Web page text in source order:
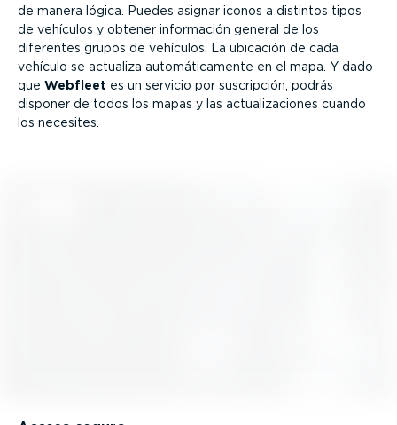
de manera lógica. Puedes asignar iconos a distintos tipos
de vehículos y obtener información general de los
diferentes grupos de vehículos. La ubicación de cada
vehículo se actualiza automá­ti­ca­mente en el mapa. Y dado
que Webfleet es un servicio por suscripción, podrás
disponer de todos los mapas y las actua­li­za­ciones cuando
los necesites.